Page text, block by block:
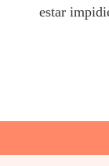
estar